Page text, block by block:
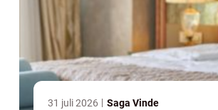
31 juli 2026 Saga Vinde